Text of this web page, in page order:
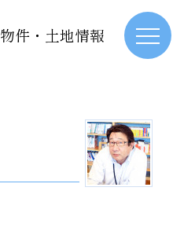
物件・土地情報